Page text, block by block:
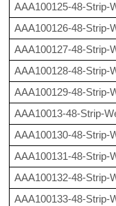
AAA100125-48-Strip-
AAA100126-48-Strip-
AAA100127-48-Strip-
AAA100128-48-Strip-
AAA100129-48-Strip-
AAA10013-48-Strip-
AAA100130-48-Strip-
AAA100131-48-Strip-
AAA100132-48-Strip-
AAA100133-48-Strip-